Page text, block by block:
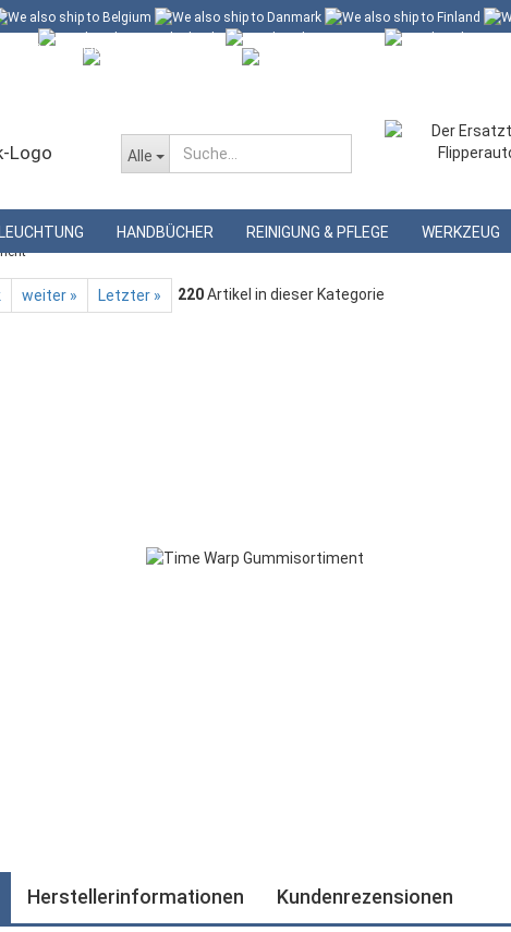
in Deutschland ab 60 Euro*
Alle
HANDBÜCHER REINIGUNG & PFLEGE WERKZEUG
» Gummisortimente » Williams Gummisortimente »
weiter » Letzter » 220Artikel in dieser Kategorie
Herstellerinformationen Kundenrezensionen